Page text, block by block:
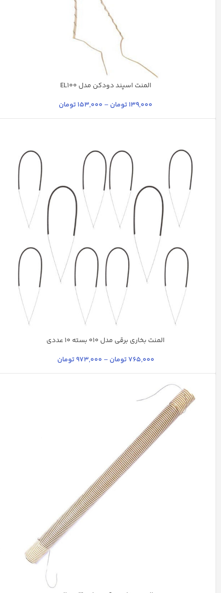
المنت اسپند دودکن مدل EL100
139,000تومان –
153,000تومان
خاکستری روشناستیلچند رنگنقره ایالمنت بخاری برقی مدل 010 بسته 10 عددی
765,000 تومان –
973,000 تومان